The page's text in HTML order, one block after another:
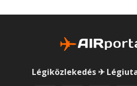
Légiközlekedés ✈